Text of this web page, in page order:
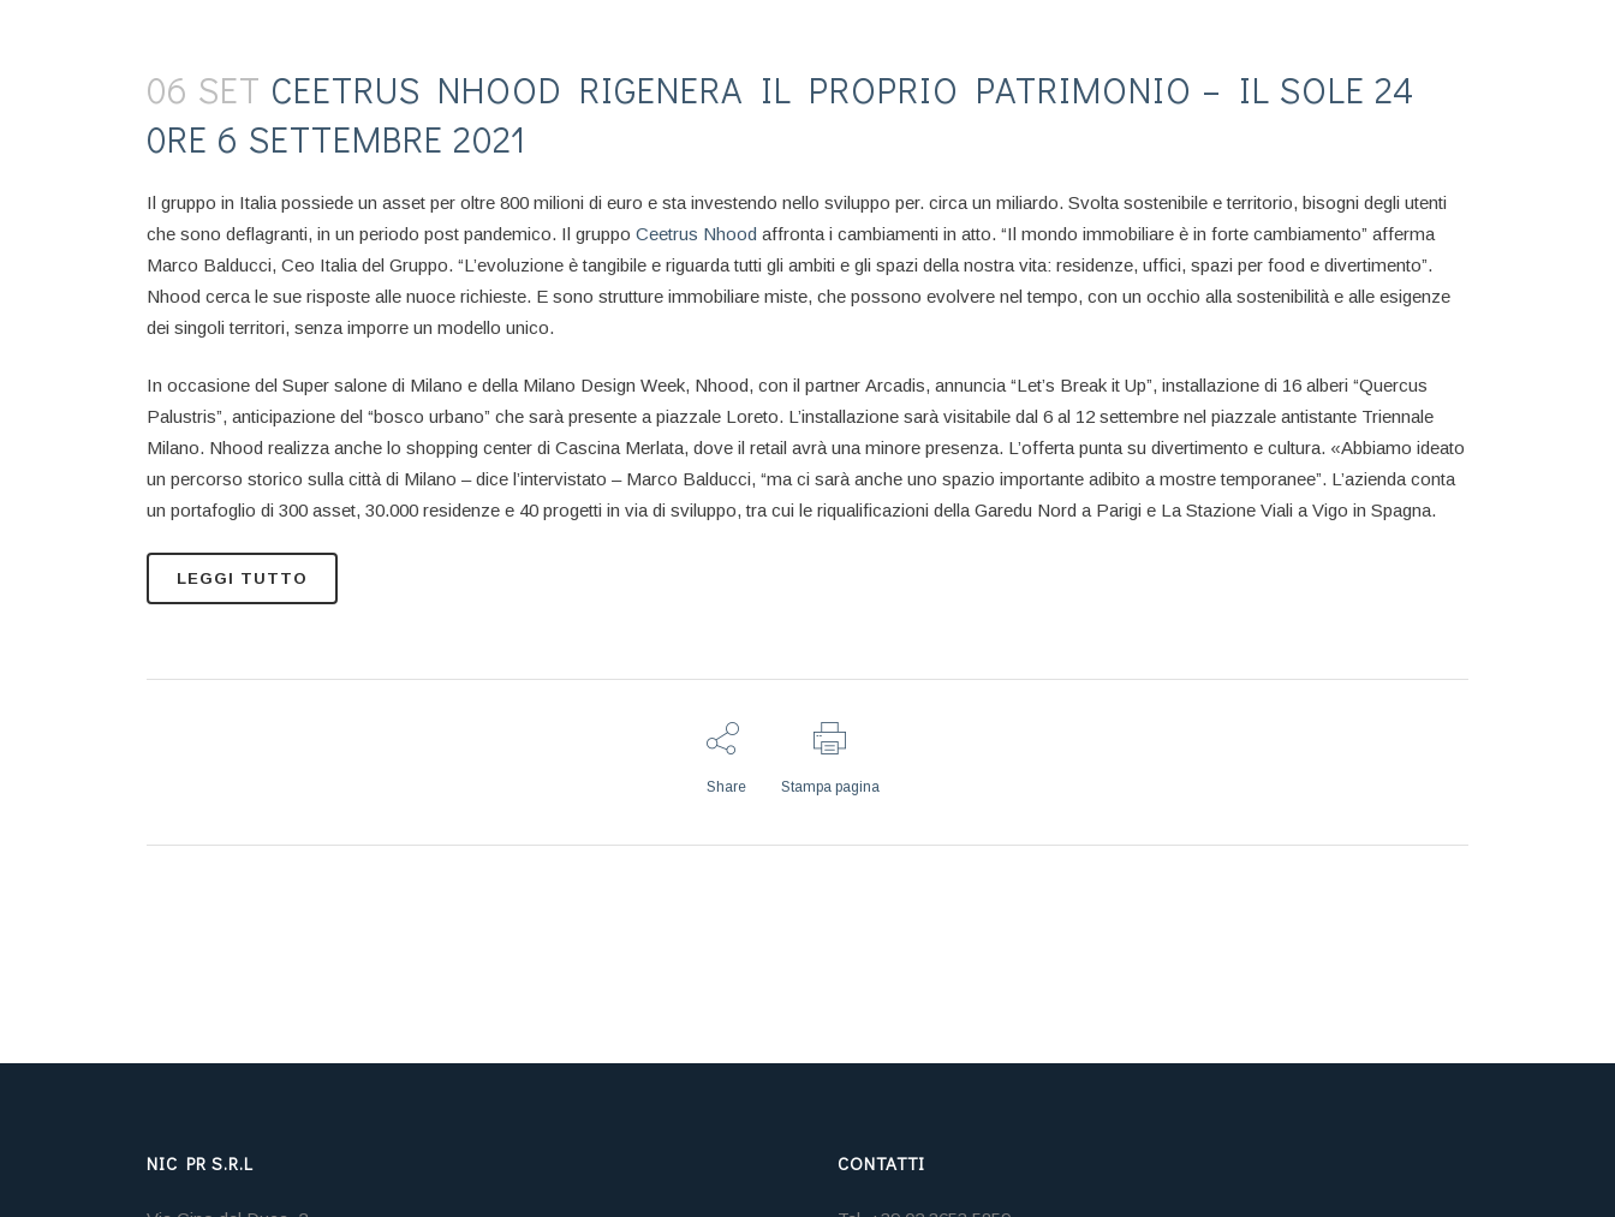
06 SET CEETRUS NHOOD RIGENERA IL PROPRIO PATRIMONIO – IL SOLE 24
0RE 6 SETTEMBRE 2021
Il gruppo in Italia possiede un asset per oltre 800 milioni di euro e sta investendo nello sviluppo per. circa un miliardo. Svolta sostenibile e territorio, bisogni degli utenti
che sono deflagranti, in un periodo post pandemico. Il gruppo Ceetrus Nhood affronta i cambiamenti in atto. “Il mondo immobiliare è in forte cambiamento” afferma
Marco Balducci, Ceo Italia del Gruppo. “L’evoluzione è tangibile e riguarda tutti gli ambiti e gli spazi della nostra vita: residenze, uffici, spazi per food e divertimento”.
Nhood cerca le sue risposte alle nuoce richieste. E sono strutture immobiliare miste, che possono evolvere nel tempo, con un occhio alla sostenibilità e alle esigenze
dei singoli territori, senza imporre un modello unico.
In occasione del Super salone di Milano e della Milano Design Week, Nhood, con il partner Arcadis, annuncia “Let’s Break it Up”, installazione di 16 alberi “Quercus
Palustris”, anticipazione del “bosco urbano” che sarà presente a piazzale Loreto. L’installazione sarà visitabile dal 6 al 12 settembre nel piazzale antistante Triennale
Milano. Nhood realizza anche lo shopping center di Cascina Merlata, dove il retail avrà una minore presenza. L’offerta punta su divertimento e cultura. «Abbiamo ideato
un percorso storico sulla città di Milano – dice l’intervistato – Marco Balducci, “ma ci sarà anche uno spazio importante adibito a mostre temporanee”. L’azienda conta
un portafoglio di 300 asset, 30.000 residenze e 40 progetti in via di sviluppo, tra cui le riqualificazioni della Garedu Nord a Parigi e La Stazione Viali a Vigo in Spagna.
LEGGI TUTTO
Share Stampa pagina
NIC PR S.R.L CONTATTI